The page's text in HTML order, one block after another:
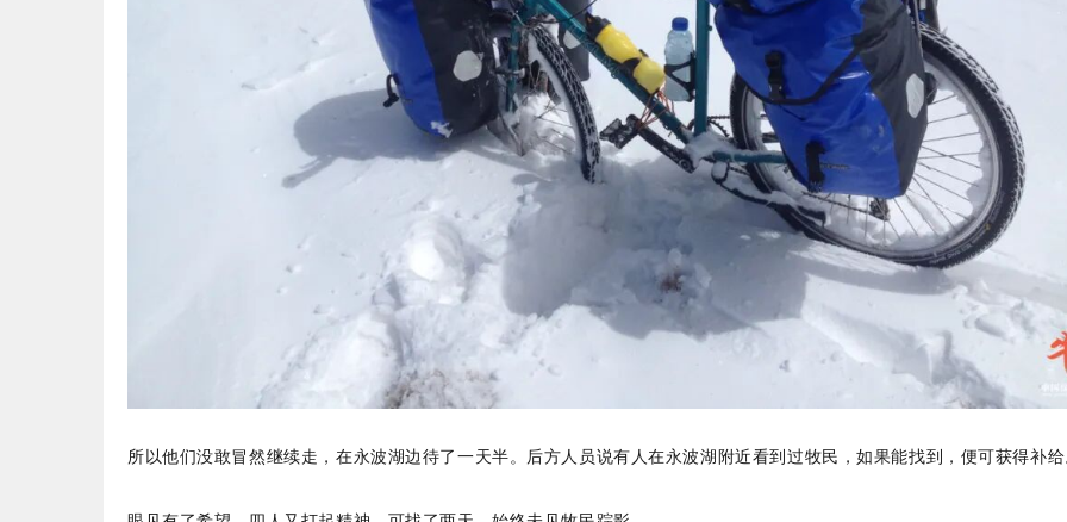
所以他们没敢冒然继续走，在永波湖边待了一天半。后方人员说有人在永波湖附近看到过牧民，如果能找到，便可获得补